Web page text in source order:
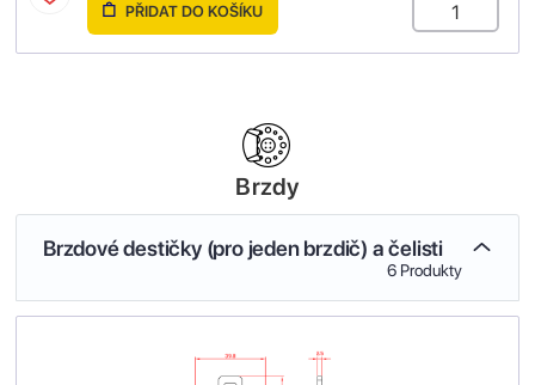
PŘIDAT DO KOŠÍKU
Brzdy
Brzdové destičky (pro jeden brzdič) a čelisti
6 Produkty